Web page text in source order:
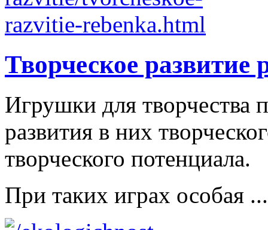
Творческое развитие
Игрушки для творчества
развития в них
творческого потенциала.
При таких играх особая ...